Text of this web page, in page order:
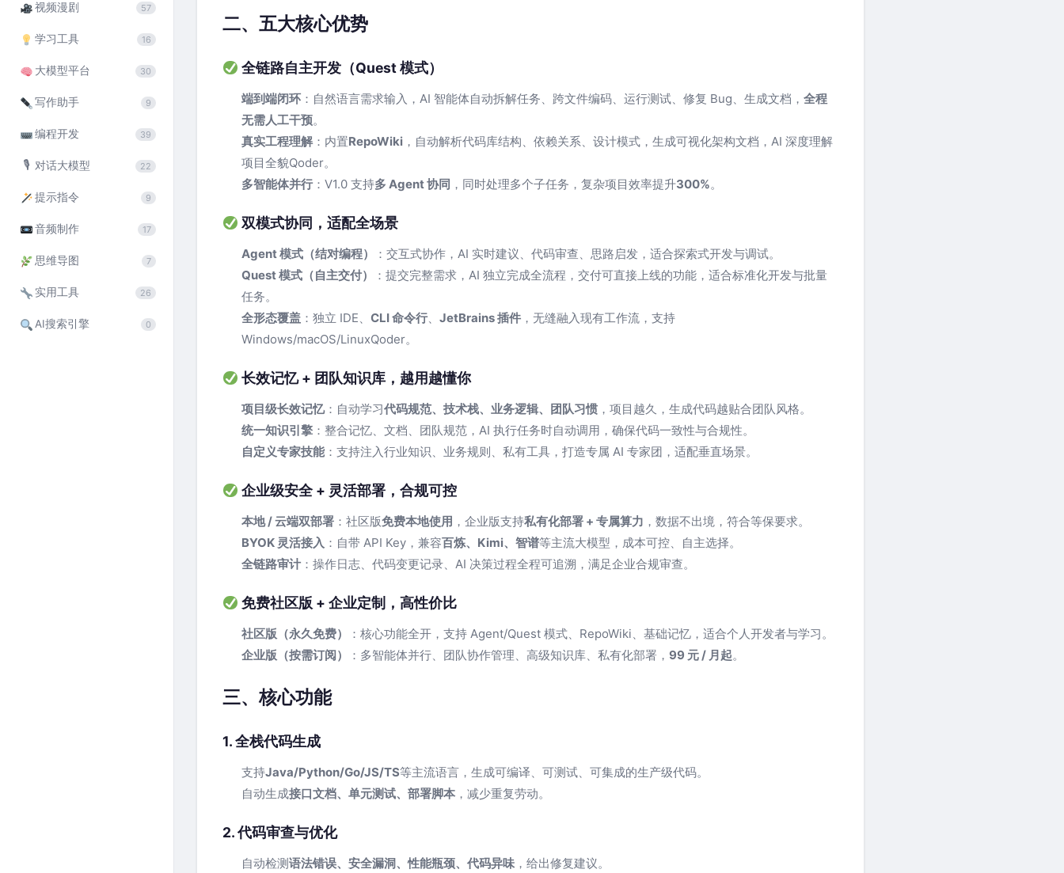
视频漫剧 57
学习工具 16
大模型平台 30
写作助手 9
编程开发 39
🎙 对话大模型 22
提示指令 9
音频制作 17
思维导图 7
实用工具 26
AI搜索引擎 0
二、五大核心优势
全链路自主开发（Quest 模式）
端到端闭环 ：自然语言需求输入，AI 智能体自动拆解任务、跨文件编码、运行测试、修复 Bug、生成文档， 全程
无需人工干预。
真实工程理解：内置RepoWiki ，自动解析代码库结构、依赖关系、设计模式，生成可视化架构文档，AI 深度理解
项目全貌Qoder。
多智能体并行：V1.0 支持多 Agent 协同 ，同时处理多个子任务，复杂项目效率提升300%。
双模式协同，适配全场景
Agent 模式（结对编程）
：交互式协作，AI 实时建议、代码审查、思路启发，适合探索式开发与调试。
Quest 模式（自主交付）
：提交完整需求，AI 独立完成全流程，交付可直接上线的功能，适合标准化开发与批量
任务。
全形态覆盖 ：独立 IDE、 CLI 命令行、 JetBrains 插件 ，无缝融入现有工作流，支持
Windows/macOS/LinuxQoder。
长效记忆 + 团队知识库，越用越懂你
项目级长效记忆：自动学习代码规范、技术栈、业务逻辑、团队习惯 ，项目越久，生成代码越贴合团队风格。
统一知识引擎 ：整合记忆、文档、团队规范，AI 执行任务时自动调用，确保代码一致性与合规性。
自定义专家技能 ：支持注入行业知识、业务规则、私有工具，打造专属 AI 专家团，适配垂直场景。
企业级安全 + 灵活部署，合规可控
本地 / 云端双部署 ：社区版免费本地使用 ，企业版支持私有化部署 + 专属算力 ，数据不出境，符合等保要求。
BYOK 灵活接入 ：自带 API Key，兼容百炼、Kimi、智谱等主流大模型，成本可控、自主选择。
全链路审计 ：操作日志、代码变更记录、AI 决策过程全程可追溯，满足企业合规审查。
免费社区版 + 企业定制，高性价比
社区版（永久免费）
：核心功能全开，支持 Agent/Quest 模式、RepoWiki、基础记忆，适合个人开发者与学习。
企业版（按需订阅）
：多智能体并行、团队协作管理、高级知识库、私有化部署， 99 元 / 月起。
三、核心功能
1. 全栈代码生成
支持Java/Python/Go/JS/TS等主流语言，生成可编译、可测试、可集成的生产级代码。
自动生成接口文档、单元测试、部署脚本 ，减少重复劳动。
2. 代码审查与优化
自动检测语法错误、安全漏洞、性能瓶颈、代码异味 ，给出修复建议。